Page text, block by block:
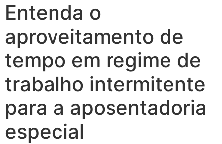
Entenda o
aproveitamento de
tempo em regime de
trabalho intermitente
para a aposentadoria
especial